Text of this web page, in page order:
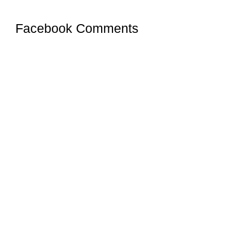
Facebook Comments